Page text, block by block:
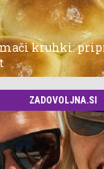
kruhki:
ZADOVOLJNA.SI